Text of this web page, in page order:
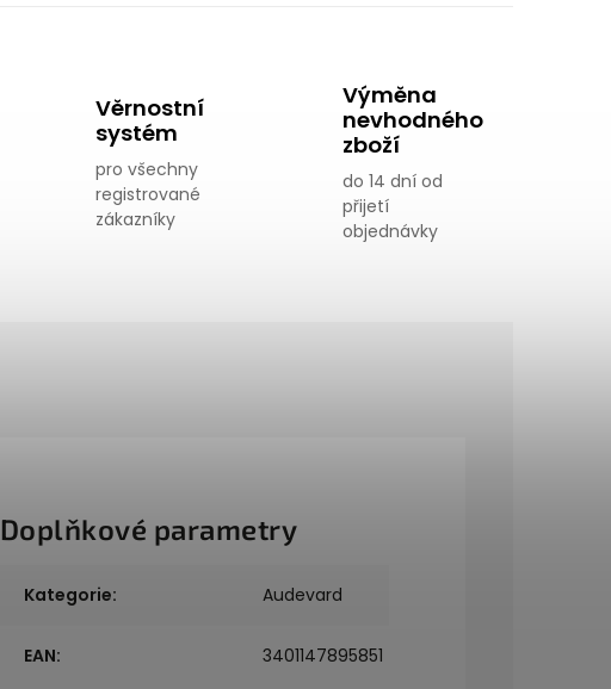
Věrnostní
systém
pro všechny
registrované
zákazníky
Výměna
nevhodného
zboží
do 14 dní od
přijetí
objednávky
Doplňkové parametry
Kategorie: Audevard
EAN: 3401147895851